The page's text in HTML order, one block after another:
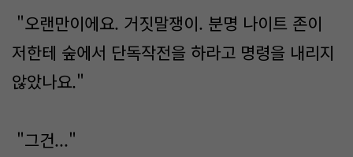
"오랜만이에요. 거짓말쟁이. 분명 나이트 존이
저한테 숲에서 단독작전을 하라고 명령을 내리지
않았나요."
"그건..."